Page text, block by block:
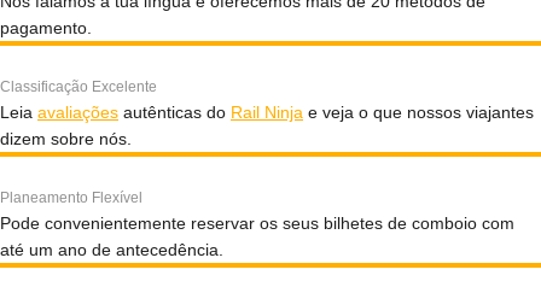
pagamento.
Classificação Excelente
Leia avaliações autênticas do Rail Ninja e veja o que nossos viajantes
dizem sobre nós.
Planeamento Flexível
Pode convenientemente reservar os seus bilhetes de comboio com
até um ano de antecedência.